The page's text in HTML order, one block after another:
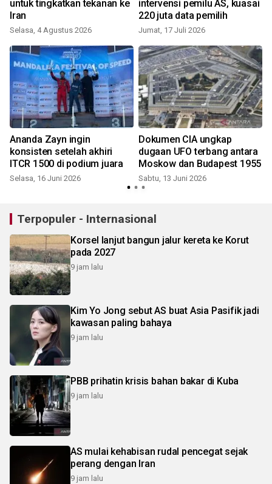
untuk tingkatkan tekanan ke
Iran
Selasa, 4 Agustus 2026
intervensi pemilu AS, kuasai
220 juta data pemilih
Jumat, 17 Juli 2026
Ananda Zayn ingin
konsisten setelah akhiri
ITCR 1500 di podium juara
Selasa, 16 Juni 2026
Dokumen CIA ungkap
dugaan UFO terbang antara
Moskow dan Budapest 1955
Sabtu, 13 Juni 2026
Terpopuler - Internasional
Korsel lanjut bangun jalur kereta ke Korut
pada 2027
9 jam lalu
Kim Yo Jong sebut AS buat Asia Pasifik jadi
kawasan paling bahaya
9 jam lalu
PBB prihatin krisis bahan bakar di Kuba
9 jam lalu
AS mulai kehabisan rudal pencegat sejak
perang dengan Iran
9 jam lalu